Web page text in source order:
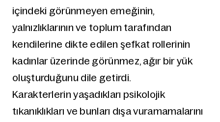
içindeki görünmeyen emeğinin,
yalnızlıklarının ve toplum tarafından
kendilerine dikte edilen şefkat rollerinin
kadınlar üzerinde görünmez, ağır bir yük
oluşturduğunu dile getirdi.
Karakterlerin yaşadıkları psikolojik
tıkanıklıkları ve bunları dışa vuramamalarını